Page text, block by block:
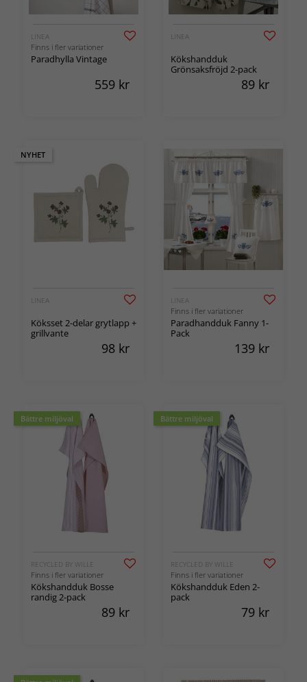
LINEA
Finns i fler variationer
Paradhylla Vintage
559 kr
LINEA
Kökshandduk
Grönsaksfröjd 2-pack
89 kr
NYHET
LINEA
Köksset 2-delar grytlapp +
grillvante
98 kr
LINEA
Finns i fler variationer
Paradhandduk Fanny 1-
Pack
139 kr
Bättre miljöval
RECYCLED BY WILLE
Finns i fler variationer
Kökshandduk Bosse
randig 2-pack
89 kr
Bättre miljöval
RECYCLED BY WILLE
Finns i fler variationer
Kökshandduk Eden 2-
pack
79 kr